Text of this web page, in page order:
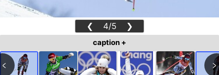
❮ 4/5 ❯
caption +